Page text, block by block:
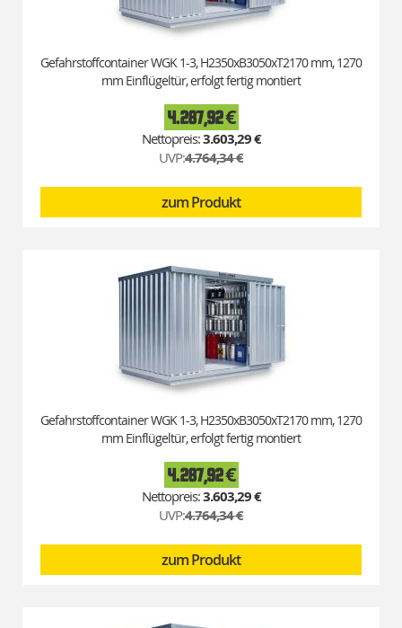
Gefahrstoffcontainer WGK 1-3, H2350xB3050xT2170 mm, 1270
mm Einflügeltür, erfolgt fertig montiert
Special
Price
4.287,92 €
3.603,29 €
UVP:4.764,34 €
zum Produkt
Gefahrstoffcontainer WGK 1-3, H2350xB3050xT2170 mm, 1270
mm Einflügeltür, erfolgt fertig montiert
Special
Price
4.287,92 €
3.603,29 €
UVP:4.764,34 €
zum Produkt